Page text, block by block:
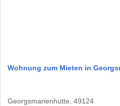
Wohnung zum Mieten in
Georgsmarienhütte, 49124